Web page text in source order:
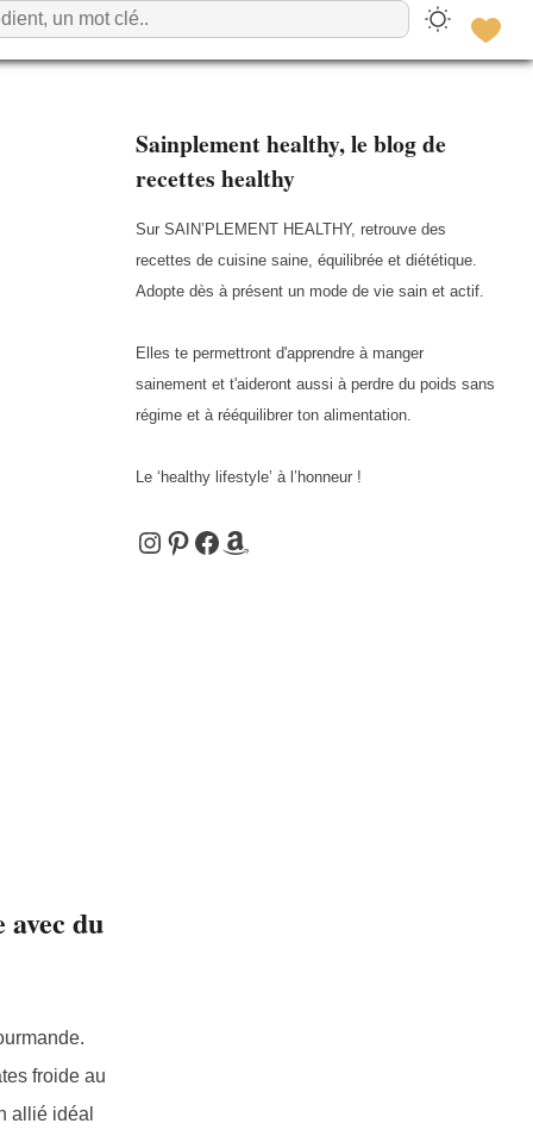
Sainplement healthy, le blog de
recettes healthy
Sur SAIN’PLEMENT HEALTHY, retrouve des
recettes de cuisine saine, équilibrée et diététique.
Adopte dès à présent un mode de vie sain et actif.
Elles te permettront d'apprendre à manger
sainement et t'aideront aussi à perdre du poids sans
régime et à rééquilibrer ton alimentation.
Le ‘healthy lifestyle’ à l’honneur !
Instagram
Pinterest
Facebook
Amazon
avec du
froide au
allié idéal